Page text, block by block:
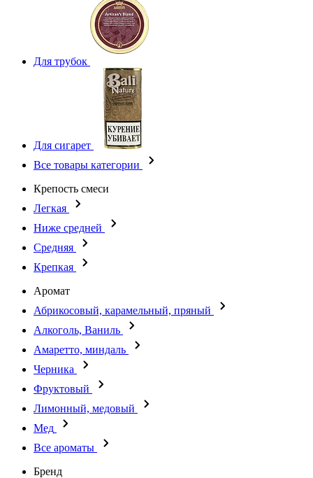
Для трубок
Для сигарет
Все товары категории
Крепость смеси
Легкая
Ниже средней
Средняя
Крепкая
Аромат
Абрикосовый, карамельный, пряный
Алкоголь, Ваниль
Амаретто, миндаль
Черника
Фруктовый
Лимонный, медовый
Мед
Все ароматы
Бренд